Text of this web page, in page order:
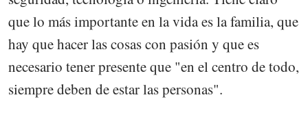
que lo más importante en la vida es la familia, que
hay que hacer las cosas con pasión y que es
necesario tener presente que "en el centro de todo,
siempre deben de estar las personas".